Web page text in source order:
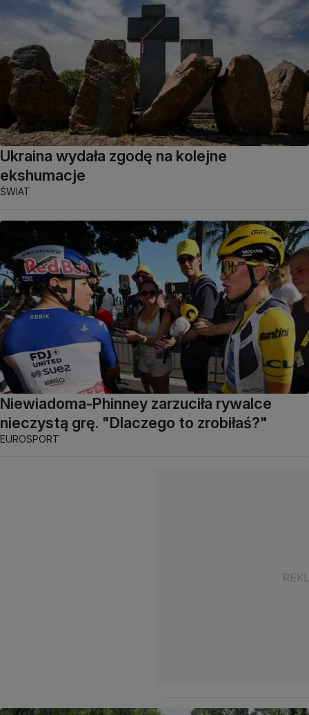
Ukraina wydała zgodę na kolejne
ekshumacje
ŚWIAT
Niewiadoma-Phinney zarzuciła rywalce
nieczystą grę. "Dlaczego to zrobiłaś?"
EUROSPORT